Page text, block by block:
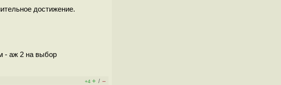
достижение.
- аж 2 на выбор
+4 + / –